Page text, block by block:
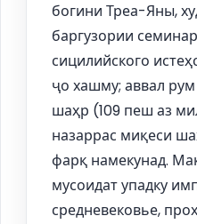
богини Треа-Яны,
баргузории
сицилийского
ҷо хашму; аввал
шаҳр (109 пеш аз
назаррас миқеси
фарқ намекунад.
мусоидат упадку
средневековье,